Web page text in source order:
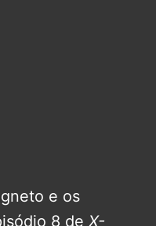
e os
8 de X-